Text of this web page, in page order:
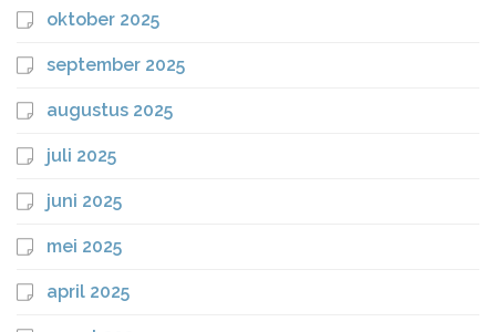
oktober 2025
september 2025
augustus 2025
juli 2025
juni 2025
mei 2025
april 2025